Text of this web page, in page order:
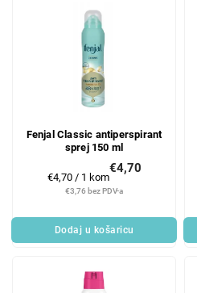
Fenjal Classic antiperspirant
sprej 150 ml
€3,76 bez PDV-a
€4,70
Mjerenje
cijene:
€4,70 / 1 kom
Dodaj u košaricu